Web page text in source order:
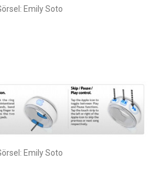
Emily Soto
Emily Soto